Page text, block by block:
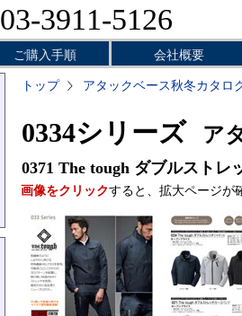
03-3911-5126
ご購入手順 会社概要
トップ アタックベース秋冬カタロ
0334シリーズ ア
0371 The tough ダブルストレ
画像をクリックすると、拡大ページが